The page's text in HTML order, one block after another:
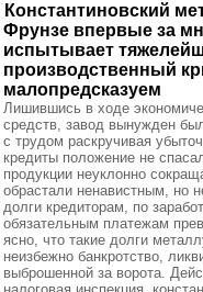
Константиновский
Фрунзе впервые за
испытывает
производственный
малопредсказуем
Лишившись в ходе
средств, завод вынужден
с трудом раскручивая
кредиты положение не
продукции неуклонно
обрастали ненавистным, но
долги кредиторам, по
обязательным платежам
ясно, что такие долги
неизбежно банкротство,
выброшенной за ворота.